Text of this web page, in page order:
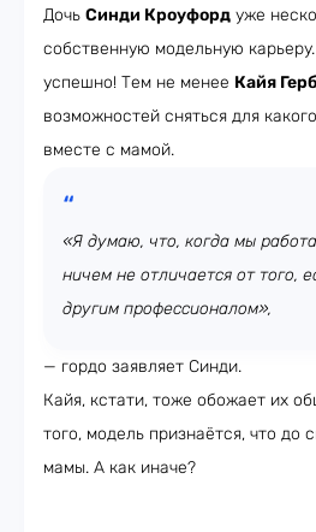
Дочь Синди Кроуфорд уже
собственную модельную
успешно! Тем не менее Кайя
возможностей сняться для
вместе с мамой.
«Я думаю, что, когда мы
ничем не отличается от того,
другим профессионалом»,
— гордо заявляет Синди.
Кайя, кстати, тоже обожает их
того, модель признаётся, что до
мамы. А как иначе?